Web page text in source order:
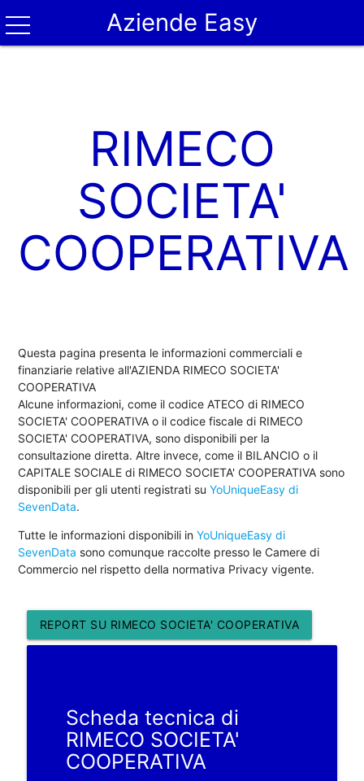
Aziende Easy
RIMECO
SOCIETA'
COOPERATIVA
Questa pagina presenta le informazioni commerciali e
finanziarie relative all'AZIENDA RIMECO SOCIETA'
COOPERATIVA
Alcune informazioni, come il codice ATECO di RIMECO
SOCIETA' COOPERATIVA o il codice fiscale di RIMECO
SOCIETA' COOPERATIVA, sono disponibili per la
consultazione diretta. Altre invece, come il BILANCIO o il
CAPITALE SOCIALE di RIMECO SOCIETA' COOPERATIVA sono
disponibili per gli utenti registrati suYoUniqueEasy di
SevenData.
Tutte le informazioni disponibili inYoUniqueEasy di
SevenData sono comunque raccolte presso le Camere di
Commercio nel rispetto della normativa Privacy vigente.
REPORT SU RIMECO SOCIETA' COOPERATIVA
Scheda tecnica di
RIMECO SOCIETA'
COOPERATIVA